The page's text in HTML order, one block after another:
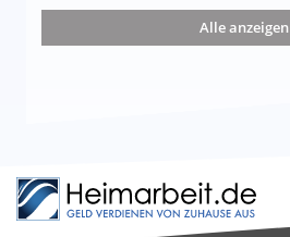
die 15 besten Möglichkeiten
Alle anzeigen